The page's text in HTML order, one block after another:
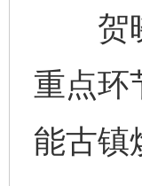
贺晓
重点环
能古镇